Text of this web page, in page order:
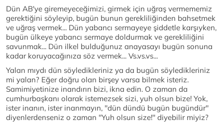
Dün AB'ye giremeyeceğimizi, girmek için uğraş vermememiz
gerektiğini söyleyip, bugün bunun gerekliliğinden bahsetmek
ve uğraş vermek... Dün yabancı sermayeye şiddetle karşıyken,
bugün ülkeye yabancı sermaye doldurmak ve gerekliliğini
savunmak... Dün ilkel bulduğunuz anayasayı bugün sonuna
kadar koruyacağınıza söz vermek... Vs.vs.vs...
Yalan mıydı dün söyledikleriniz ya da bugün söyledikleriniz
mi yalan? Eğer doğru olan birşey varsa bilmek isteriz.
Samimiyetinize inandırın bizi, ikna edin. O zaman da
cumhurbaşkanı olarak istemezsek sizi, yuh olsun bize! Yok,
ister inanın, ister inanmayın, ''dün dündü bugün bugündür''
diyenlerdenseniz o zaman ''Yuh olsun size!'' diyebilir miyiz?